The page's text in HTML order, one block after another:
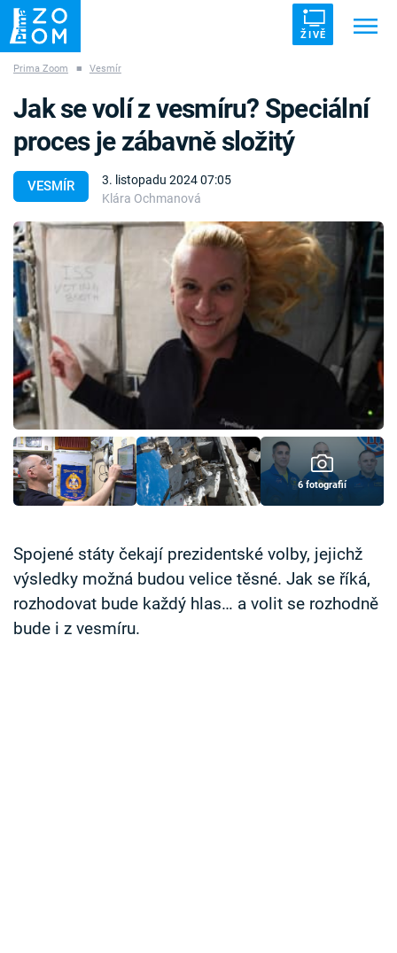
ŽIVĚ
ZÁHADY VETŘELCI DÁVNOVĚKU
Témata
Témata
Pořady
TV Program
Časopis
Sledujte prima+
Přihlášení
Sledujte nás
Prima Zoom ■ Vesmír
VESMÍR
3. listopadu 2024 07:05
Klára Ochmanová
Jak se volí z vesmíru? Speciální
proces je zábavně složitý
6 fotografií
Spojené státy čekají prezidentské volby, jejichž
výsledky možná budou velice těsné. Jak se říká,
rozhodovat bude každý hlas… a volit se rozhodně
bude i z vesmíru.